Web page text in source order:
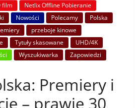
film
Netlix Offline Pobieranie
Nowości Polecamy
Polska
przeboje kinowe
Tytuły skasowane
UHD/4K
Wyszukiwarka
Zapowiedzi
Premiery i
– prawie 30